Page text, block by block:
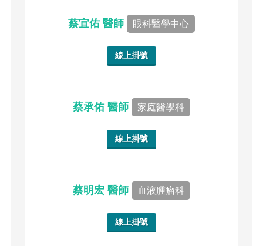
蔡宜佑 醫師 眼科醫學中心
線上掛號
蔡承佑 醫師 家庭醫學科
線上掛號
蔡明宏 醫師 血液腫瘤科
線上掛號